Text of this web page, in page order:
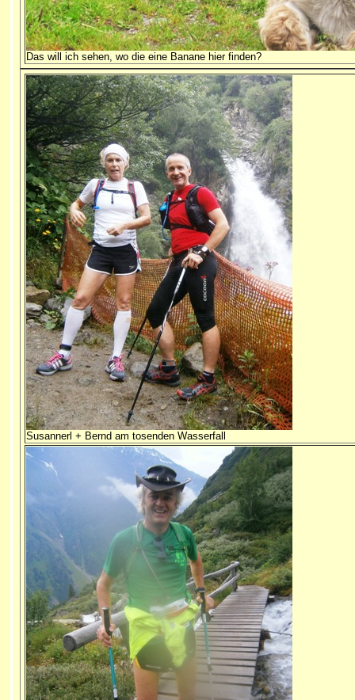
Das will ich sehen, wo die eine Banane hier finden?
Susannerl + Bernd am tosenden Wasserfall